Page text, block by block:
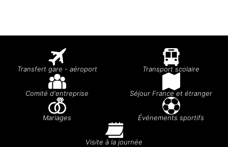
Transfert gare - aéroport Transport scolaire
Comité d'entreprise Séjour France et étranger
Mariages Événements sportifs
Visite à la journée